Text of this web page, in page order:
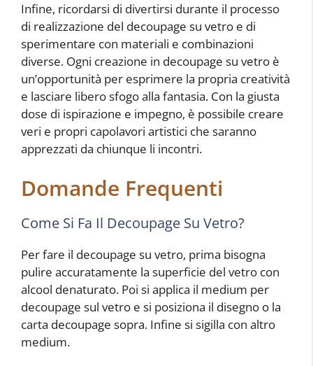
Infine, ricordarsi di divertirsi durante il processo
di realizzazione del decoupage su vetro e di
sperimentare con materiali e combinazioni
diverse. Ogni creazione in decoupage su vetro è
un’opportunità per esprimere la propria creatività
e lasciare libero sfogo alla fantasia. Con la giusta
dose di ispirazione e impegno, è possibile creare
veri e propri capolavori artistici che saranno
apprezzati da chiunque li incontri.
Domande Frequenti
Come Si Fa Il Decoupage Su Vetro?
Per fare il decoupage su vetro, prima bisogna
pulire accuratamente la superficie del vetro con
alcool denaturato. Poi si applica il medium per
decoupage sul vetro e si posiziona il disegno o la
carta decoupage sopra. Infine si sigilla con altro
medium.